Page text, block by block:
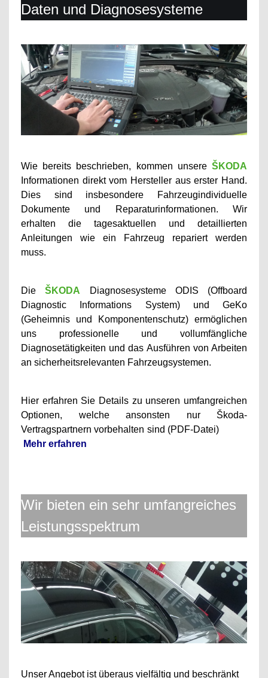
Daten und Diagnosesysteme
Wie bereits beschrieben, kommen unsere ŠKODA
Informationen direkt vom Hersteller aus erster Hand.
Dies sind insbesondere Fahrzeugindividuelle
Dokumente und Reparaturinformationen. Wir
erhalten die tagesaktuellen und detaillierten
Anleitungen wie ein Fahrzeug repariert werden
muss.
Die ŠKODA
Diagnosesysteme ODIS (Offboard
Diagnostic Informations System) und GeKo
(Geheimnis und Komponentenschutz) ermöglichen
uns professionelle und vollumfängliche
Diagnosetätigkeiten und das Ausführen von Arbeiten
an sicherheitsrelevanten Fahrzeugsystemen.
Hier erfahren Sie Details zu unseren umfangreichen
Optionen, welche ansonsten nur
Škoda-
Vertragspartnern vorbehalten sind (PDF-Datei)
Mehr erfahren
Wir bieten ein sehr umfangreiches
Leistungsspektrum
Unser Angebot ist überaus vielfältig und beschränkt